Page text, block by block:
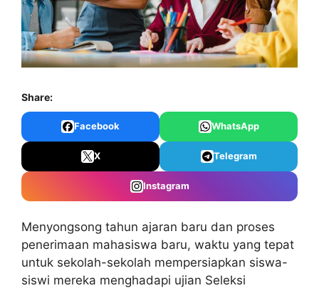
Share:
Facebook WhatsApp
X Telegram
Instagram
Menyongsong tahun ajaran baru dan proses
penerimaan mahasiswa baru, waktu yang tepat
untuk sekolah-sekolah mempersiapkan siswa-
siswi mereka menghadapi ujian Seleksi